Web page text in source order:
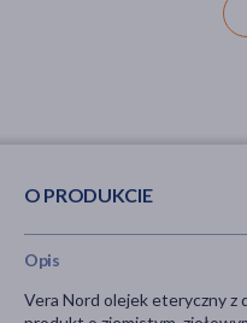
O PRODUKCIE
Opis
Vera Nord olejek eteryczny